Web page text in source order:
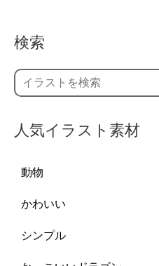
検索
人気イラスト素材
動物
かわいい
シンプル